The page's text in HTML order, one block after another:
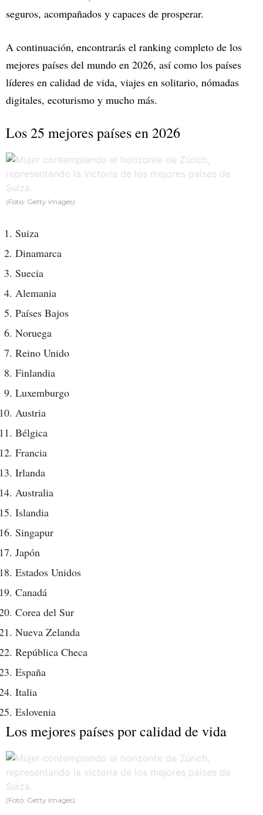
seguros, acompañados y capaces de prosperar.
A continuación, encontrarás el ranking completo de los
mejores países del mundo en 2026, así como los países
líderes en calidad de vida, viajes en solitario, nómadas
digitales, ecoturismo y mucho más.
Los 25 mejores países en 2026
(Foto: Getty Images)
Suiza
Dinamarca
Suecia
Alemania
Países Bajos
Noruega
Reino Unido
Finlandia
Luxemburgo
Austria
Bélgica
Francia
Irlanda
Australia
Islandia
Singapur
Japón
Estados Unidos
Canadá
Corea del Sur
Nueva Zelanda
República Checa
España
Italia
Eslovenia
Los mejores países por calidad de vida
(Foto: Getty Images)